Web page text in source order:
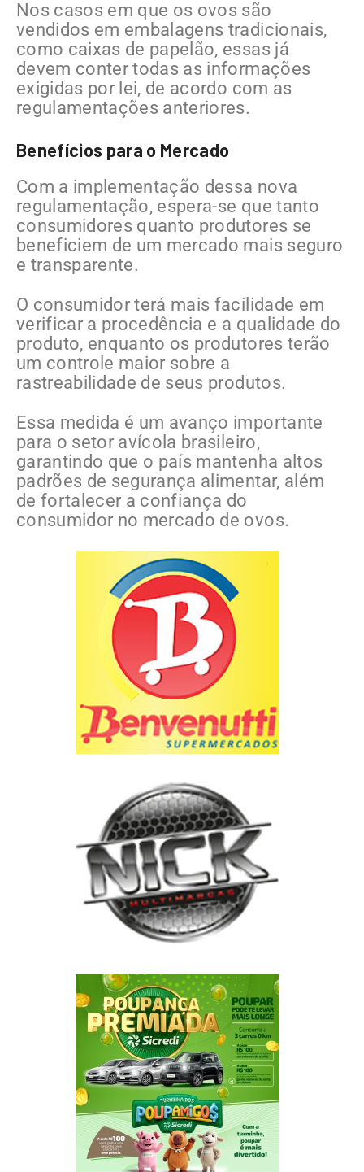
Nos casos em que os ovos são
vendidos em embalagens tradicionais,
como caixas de papelão, essas já
devem conter todas as informações
exigidas por lei, de acordo com as
regulamentações anteriores.
Benefícios para o Mercado
Com a implementação dessa nova
regulamentação, espera-se que tanto
consumidores quanto produtores se
beneficiem de um mercado mais seguro
e transparente.
O consumidor terá mais facilidade em
verificar a procedência e a qualidade do
produto, enquanto os produtores terão
um controle maior sobre a
rastreabilidade de seus produtos.
Essa medida é um avanço importante
para o setor avícola brasileiro,
garantindo que o país mantenha altos
padrões de segurança alimentar, além
de fortalecer a confiança do
consumidor no mercado de ovos.